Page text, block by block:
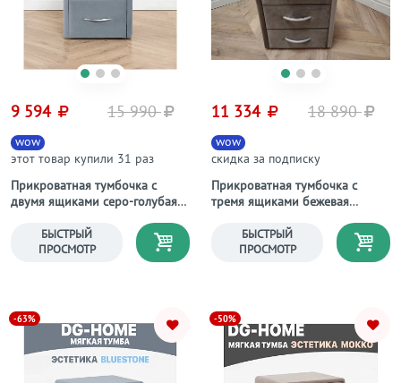
Прикроватная тумбочка с
двумя ящиками серо-голубая
wow
этот товар купили 31 раз
9 594 15 990
БЫСТРЫЙ
ПРОСМОТР
Прикроватная тумбочка с
тремя ящиками бежевая
wow
скидка за подписку
11 334 18 890
БЫСТРЫЙ
ПРОСМОТР
-63% -50%